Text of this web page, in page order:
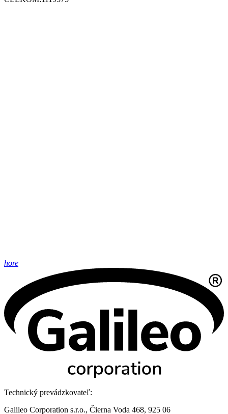
hore
Technický prevádzkovateľ:
Galileo Corporation s.r.o., Čierna Voda 468, 925 06